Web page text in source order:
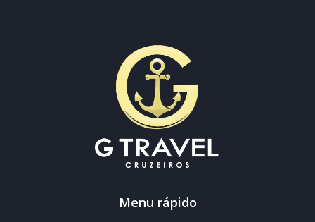
Menu rápido